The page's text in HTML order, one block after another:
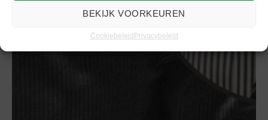
BEKIJK VOORKEUREN
CookiebeleidPrivacybeleid
Elegant stropdas strikken